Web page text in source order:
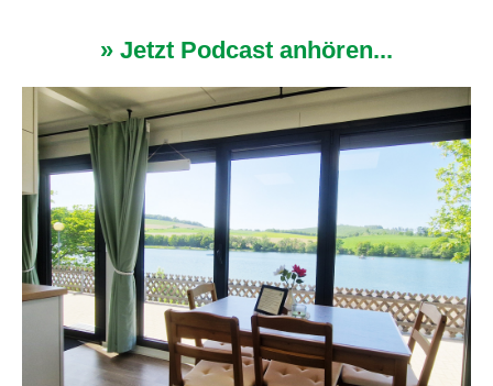
» Jetzt Podcast anhören...